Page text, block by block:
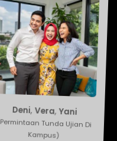
Deni ,Vera ,Yani
(Permintaan Tunda Ujian Di
Kampus)